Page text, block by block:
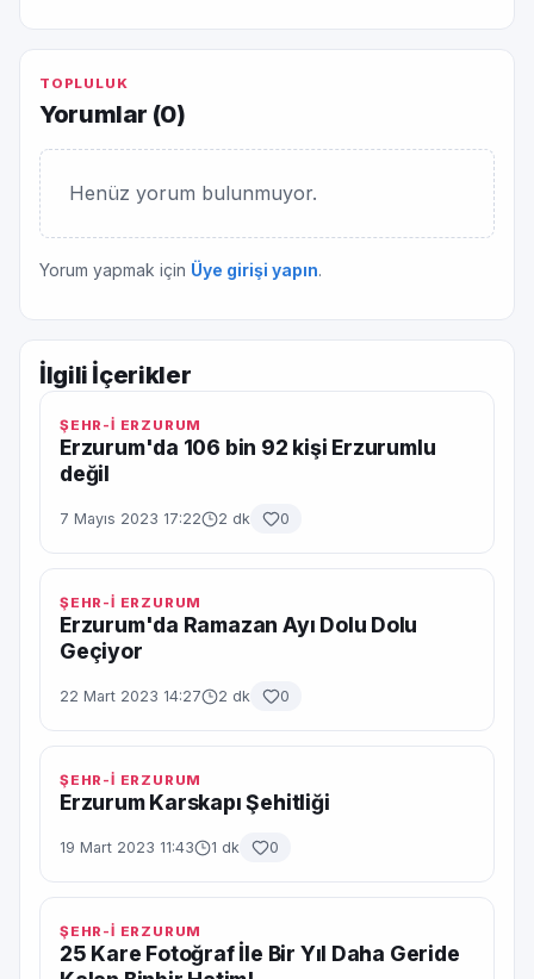
TOPLULUK
Yorumlar (0)
Henüz yorum bulunmuyor.
Yorum yapmak için Üye girişi yapın.
İlgili İçerikler
ŞEHR-İ ERZURUM
Erzurum'da 106 bin 92 kişi Erzurumlu
değil
7 Mayıs 2023 17:22 2 dk 0
ŞEHR-İ ERZURUM
Erzurum'da Ramazan Ayı Dolu Dolu
Geçiyor
22 Mart 2023 14:27 2 dk 0
ŞEHR-İ ERZURUM
Erzurum Karskapı Şehitliği
19 Mart 2023 11:43 1 dk 0
ŞEHR-İ ERZURUM
25 Kare Fotoğraf İle Bir Yıl Daha Geride